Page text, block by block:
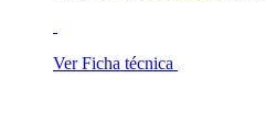
Ver Ficha técnica